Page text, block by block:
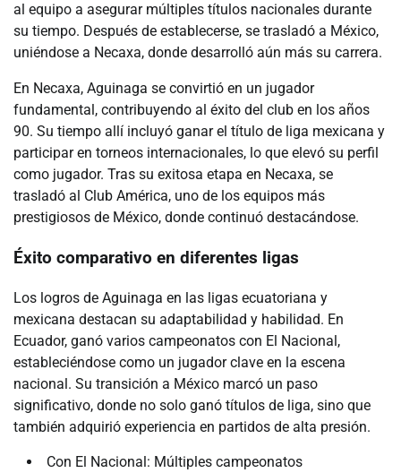
al equipo a asegurar múltiples títulos nacionales durante
su tiempo. Después de establecerse, se trasladó a México,
uniéndose a Necaxa, donde desarrolló aún más su carrera.
En Necaxa, Aguinaga se convirtió en un jugador
fundamental, contribuyendo al éxito del club en los años
90. Su tiempo allí incluyó ganar el título de liga mexicana y
participar en torneos internacionales, lo que elevó su perfil
como jugador. Tras su exitosa etapa en Necaxa, se
trasladó al Club América, uno de los equipos más
prestigiosos de México, donde continuó destacándose.
Éxito comparativo en diferentes ligas
Los logros de Aguinaga en las ligas ecuatoriana y
mexicana destacan su adaptabilidad y habilidad. En
Ecuador, ganó varios campeonatos con El Nacional,
estableciéndose como un jugador clave en la escena
nacional. Su transición a México marcó un paso
significativo, donde no solo ganó títulos de liga, sino que
también adquirió experiencia en partidos de alta presión.
Con El Nacional: Múltiples campeonatos